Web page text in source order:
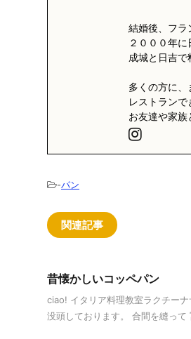
結婚後、フラ
２０００年に
成城と日吉で
多くの方に
レストラン
お友達や家族
-パン
関連記事
昔懐かしいコッペパン
ciao! イタリア料理教室ラクチー
没頭しております。 合間を縫っ